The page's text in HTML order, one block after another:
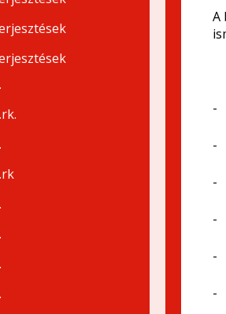
A
-
-
-
-
-
-